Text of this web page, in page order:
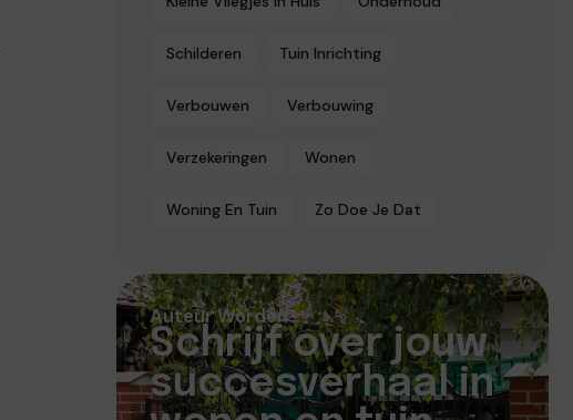
Schilderen Tuin Inrichting
Verbouwen Verbouwing
Verzekeringen Wonen
Woning En Tuin Zo Doe Je Dat
Auteur Worden
Schrijf over jouw
succesverhaal in